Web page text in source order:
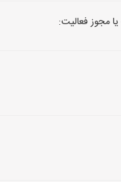
مجوز فعالیت: